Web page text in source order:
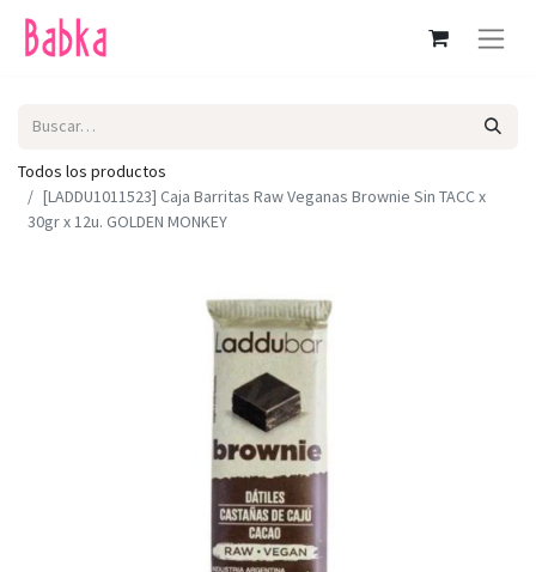
Todos los productos
[LADDU1011523] Caja Barritas Raw Veganas Brownie Sin TACC x
30gr x 12u. GOLDEN MONKEY